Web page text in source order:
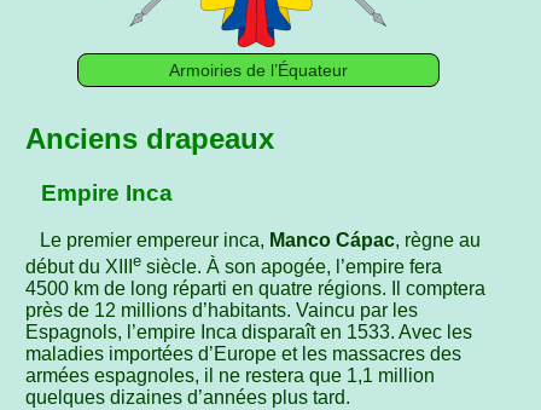
Armoiries de l’Équateur
Anciens drapeaux
Empire Inca
Le premier empereur inca, Manco Cápac, règne au
début du XIIIe siècle. À son apogée, l’empire fera
4500 km de long réparti en quatre régions. Il comptera
près de 12 millions d’habitants. Vaincu par les
Espagnols, l’empire Inca disparaît en 1533. Avec les
maladies importées d’Europe et les massacres des
armées espagnoles, il ne restera que 1,1 million
quelques dizaines d’années plus tard.